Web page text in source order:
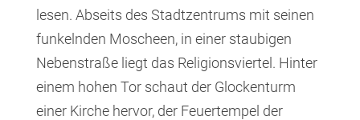
lesen. Abseits des Stadtzentrums mit seinen
funkelnden Moscheen, in einer staubigen
Nebenstraße liegt das Religionsviertel. Hinter
einem hohen Tor schaut der Glockenturm
einer Kirche hervor, der Feuertempel der